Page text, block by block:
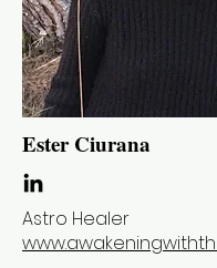
Ester Ciurana
Astro Healer